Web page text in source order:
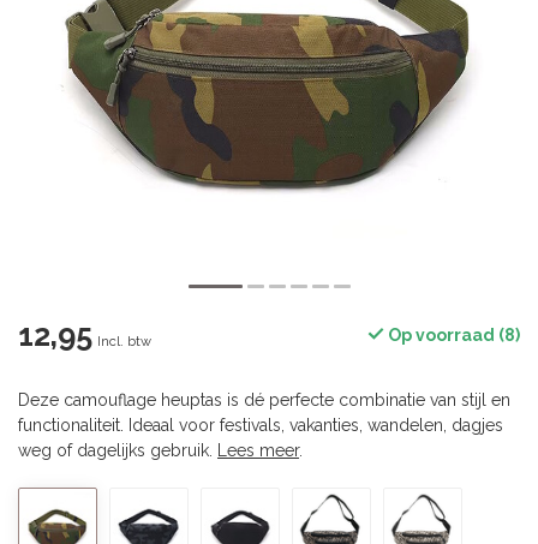
12,95 Incl. btw Op voorraad (8)
Deze camouflage heuptas is dé perfecte combinatie van stijl en
functionaliteit. Ideaal voor festivals, vakanties, wandelen, dagjes
weg of dagelijks gebruik.
Lees meer.